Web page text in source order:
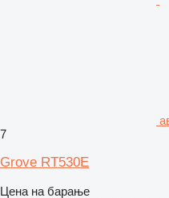
7
Grove RT530E
Цена на барање